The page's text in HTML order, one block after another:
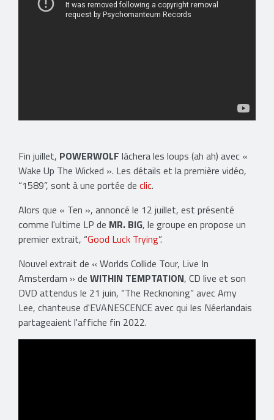
Fin juillet, POWERWOLF lâchera les loups (ah ah) avec «
Wake Up The Wicked ». Les détails et la première vidéo,
“1589”, sont à une portée de clic.
Alors que « Ten », annoncé le 12 juillet, est présenté
comme l'ultime LP de MR. BIG, le groupe en propose un
premier extrait, “Good Luck Trying”.
Nouvel extrait de « Worlds Collide Tour, Live In
Amsterdam » de WITHIN TEMPTATION, CD live et son
DVD attendus le 21 juin, “The Recknoning” avec Amy
Lee, chanteuse d'EVANESCENCE avec qui les Néerlandais
partageaient l'affiche fin 2022.